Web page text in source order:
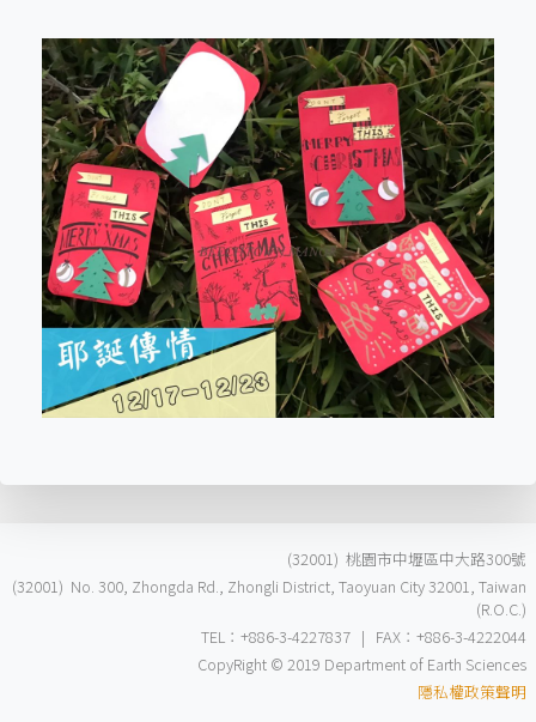
(32001) 桃園市中壢區中大路300號
(32001) No. 300, Zhongda Rd., Zhongli District, Taoyuan City 32001, Taiwan
(R.O.C.)
TEL：+886-3-4227837 | FAX：+886-3-4222044
CopyRight © 2019 Department of Earth Sciences
隱私權政策聲明